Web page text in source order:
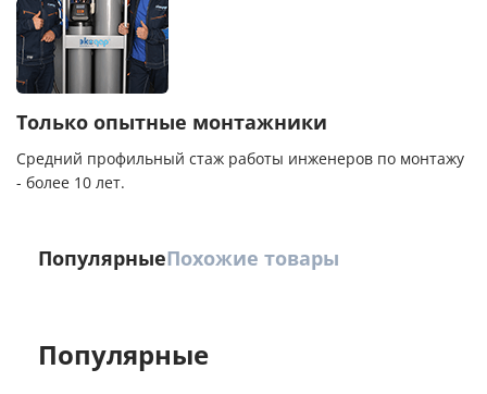
Только опытные монтажники
Средний профильный стаж работы инженеров по монтажу
- более 10 лет.
ПопулярныеПохожие товары
Популярные